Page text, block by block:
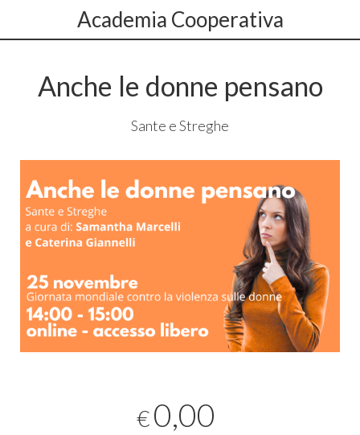
Academia Cooperativa
Anche le donne pensano
Sante e Streghe
€0,00